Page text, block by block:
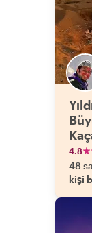
4.8
48
kişi